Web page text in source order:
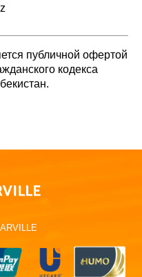
публичной офертой
кодекса